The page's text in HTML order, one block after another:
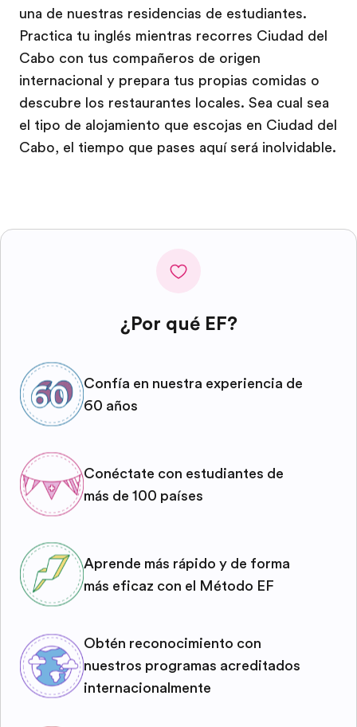
una de nuestras residencias de estudiantes.
Practica tu inglés mientras recorres Ciudad del
Cabo con tus compañeros de origen
internacional y prepara tus propias comidas o
descubre los restaurantes locales. Sea cual sea
el tipo de alojamiento que escojas en Ciudad del
Cabo, el tiempo que pases aquí será inolvidable.
¿Por qué EF?
Confía en nuestra experiencia de
60 años
Conéctate con estudiantes de
más de 100 países
Aprende más rápido y de forma
más eficaz con el Método EF
Obtén reconocimiento con
nuestros programas acreditados
internacionalmente